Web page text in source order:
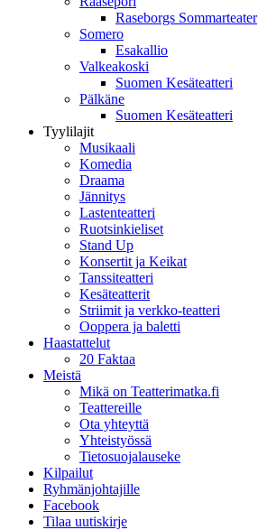
Raseborgs Sommarteater
Somero
Esakallio
Valkeakoski
Suomen Kesäteatteri
Pälkäne
Suomen Kesäteatteri
Tyylilajit
Musikaali
Komedia
Draama
Jännitys
Lastenteatteri
Ruotsinkieliset
Stand Up
Konsertit ja Keikat
Tanssiteatteri
Kesäteatterit
Striimit ja verkko-teatteri
Ooppera ja baletti
Haastattelut
20 Faktaa
Meistä
Mikä on Teatterimatka.fi
Teattereille
Ota yhteyttä
Yhteistyössä
Tietosuojalauseke
Kilpailut
Ryhmänjohtajille
Facebook
Tilaa uutiskirje